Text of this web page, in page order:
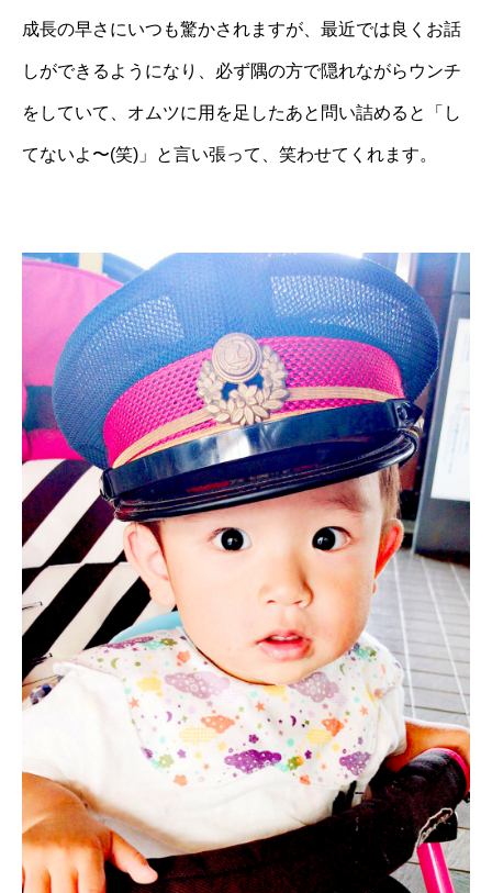
成長の早さにいつも驚かされますが、最近では良くお話
しができるようになり、必ず隅の方で隠れながらウンチ
をしていて、オムツに用を足したあと問い詰めると「し
てないよ〜(笑)」と言い張って、笑わせてくれます。